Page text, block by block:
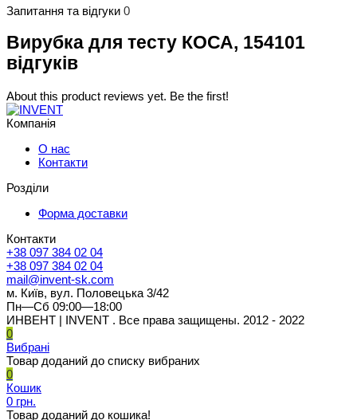
Запитання та відгуки 0
Вирубка для тесту КОСА, 154101
відгуків
About this product reviews yet. Be the first!
Компанія
О нас
Контакти
Розділи
Форма доставки
Контакти
+38 097 384 02 04
+38 097 384 02 04
mail@invent-sk.com
м. Київ, вул. Половецька 3/42
Пн—Сб 09:00—18:00
ИНВЕНТ | INVENT . Все права защищены. 2012 - 2022
0
Вибрані
Товар доданий до списку вибраних
0
Кошик
0 грн.
Товар доданий до кошика!